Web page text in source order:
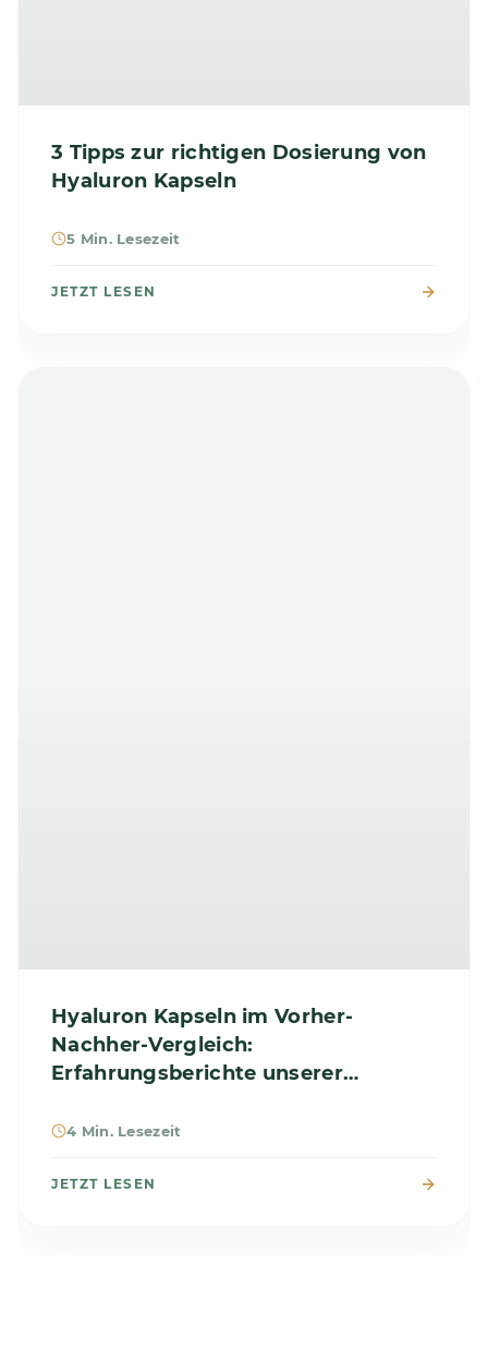
3 Tipps zur richtigen Dosierung von
Hyaluron Kapseln
5 Min. Lesezeit
JETZT LESEN
Hyaluron Kapseln im Vorher-
Nachher-Vergleich:
Erfahrungsberichte unserer
4 Min. Lesezeit
JETZT LESEN